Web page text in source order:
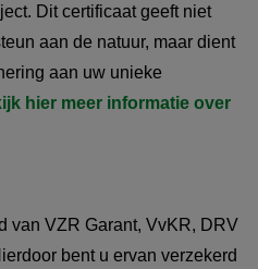
Dit certificaat geeft niet
aan de natuur, maar dient
aan uw unieke
hier meer informatie over
van VZR Garant, VvKR, DRV
bent u ervan verzekerd